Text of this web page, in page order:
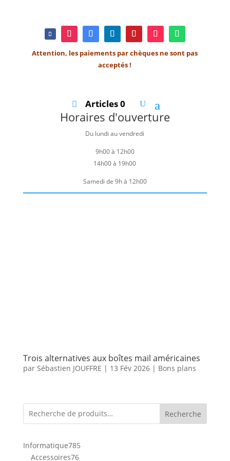
Attention, les paiements par chèques ne sont pas
acceptés !
Articles 0
Horaires d'ouverture
Du lundi au vendredi
9h00 à 12h00
14h00 à 19h00
Samedi de 9h à 12h00
Trois alternatives aux boîtes mail américaines
par Sébastien JOUFFRE | 13 Fév 2026| Bons plans
Recherche
Informatique785785
Accessoires7676